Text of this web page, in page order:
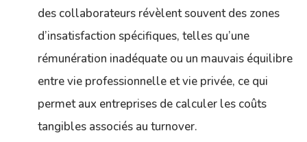
des collaborateurs révèlent souvent des zones
d’insatisfaction spécifiques, telles qu’une
rémunération inadéquate ou un mauvais équilibre
entre vie professionnelle et vie privée, ce qui
permet aux entreprises de calculer les coûts
tangibles associés au turnover.